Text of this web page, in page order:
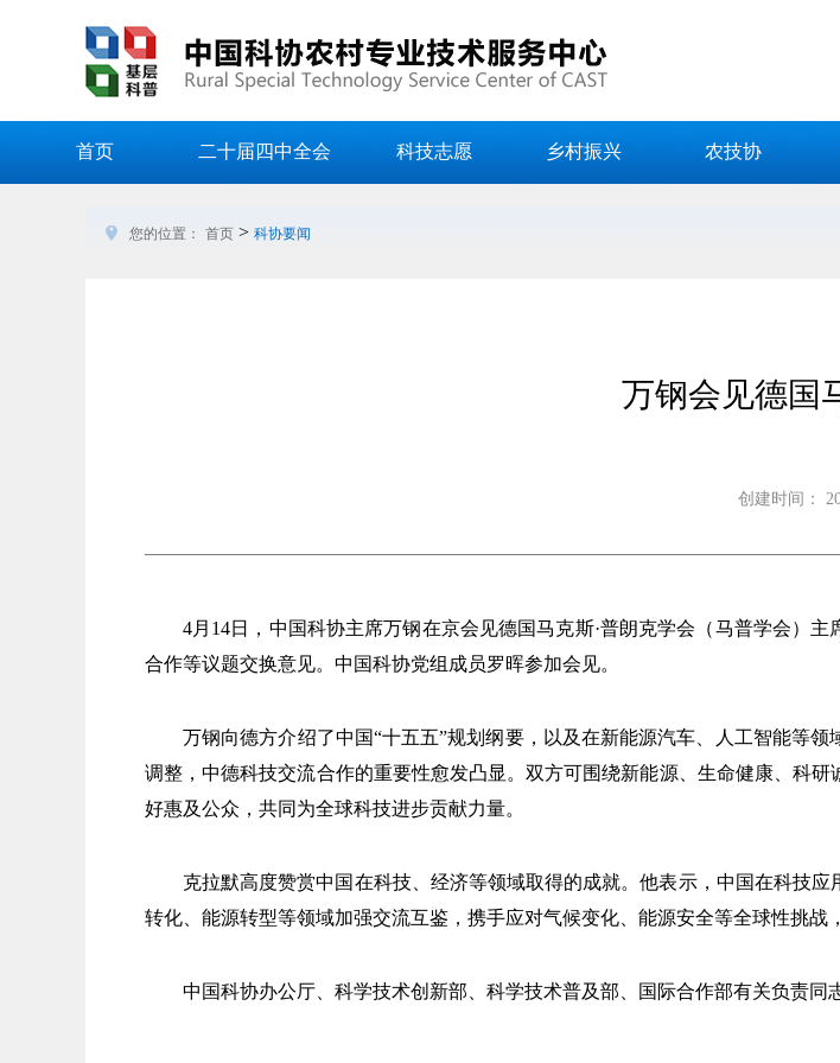
首页 二十届四中全会 科技志愿 乡村振兴 农技协
您的位置： 首页 > 科协要闻
万钢会见德国
创建时间：
4月14日，中国科协主席万钢在京会见德国马克斯·普朗克学会（马普学会）
合作等议题交换意见。中国科协党组成员罗晖参加会见。
万钢向德方介绍了中国“十五五”规划纲要，以及在新能源汽车、人工智能等
调整，中德科技交流合作的重要性愈发凸显。双方可围绕新能源、生命健康、科
好惠及公众，共同为全球科技进步贡献力量。
克拉默高度赞赏中国在科技、经济等领域取得的成就。他表示，中国在科技
转化、能源转型等领域加强交流互鉴，携手应对气候变化、能源安全等全球性挑战
中国科协办公厅、科学技术创新部、科学技术普及部、国际合作部有关负责同